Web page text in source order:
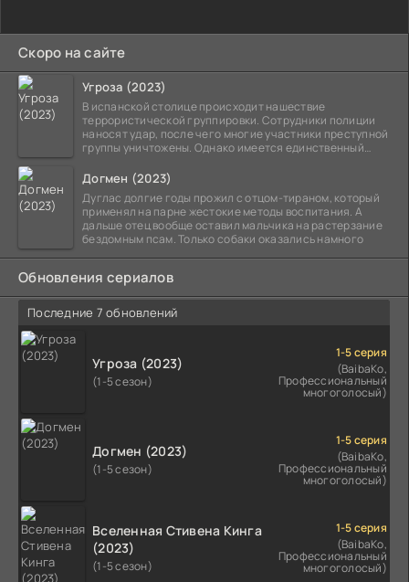
Скоро на сайте
Угроза (2023)
В испанской столице происходит нашествие
террористической группировки. Сотрудники полиции
наносят удар, после чего многие участники преступной
группы уничтожены. Однако имеется единственный
Догмен (2023)
Дуглас долгие годы прожил с отцом-тираном, который
применял на парне жестокие методы воспитания. А
дальше отец вообще оставил мальчика на растерзание
бездомным псам. Только собаки оказались намного
Обновления сериалов
Последние 7 обновлений
Угроза (2023)
(1-5 сезон)
1-5 серия
(BaibaKo,
Профессиональный
многоголосый)
Догмен (2023)
(1-5 сезон)
1-5 серия
(BaibaKo,
Профессиональный
многоголосый)
Вселенная Стивена Кинга
(2023)
(1-5 сезон)
1-5 серия
(BaibaKo,
Профессиональный
многоголосый)